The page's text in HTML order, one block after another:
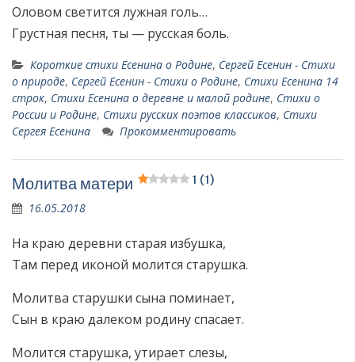
Оловом светится лужная голь…
Грустная песня, ты — русская боль.
Короткие стихи Есенина о Родине, Сергей Есенин - Стихи
о природе, Сергей Есенин - Стихи о Родине, Стихи Есенина 14
строк, Стихи Есенина о деревне и малой родине, Стихи о
России и Родине, Стихи русских поэтов классиков, Стихи
Сергея Есенина
Прокомментировать
Молитва матери 1 (1)
16.05.2018
На краю деревни старая избушка,
Там перед иконой молится старушка.
Молитва старушки сына поминает,
Сын в краю далеком родину спасает.
Молится старушка, утирает слезы,